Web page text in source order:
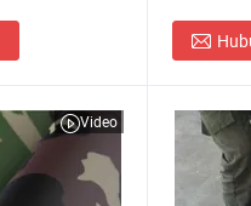
Video